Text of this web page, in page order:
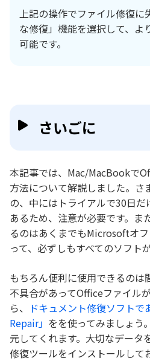
上記の操作でファイル修復に
な修復」機能を選択して、よ
可能です。
さいごに
本記事では、Mac/MacBookで
方法について解説しました。さ
の、中にはトライアルで30日
あるため、注意が必要です。ま
るのはあくまでもMicrosoftオ
って、必ずしもすべてのソフト
もちろん便利に使用できるのは
不具合があってOfficeファイル
ら、 ドキュメント修復ソフトで
Repair」 をを使ってみましょう
元してくれます。大切なデータ
修復ツールをインストールして